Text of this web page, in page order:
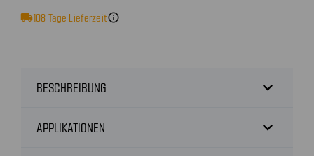
local_shipping108 Tage Lieferzeitinfo
BESCHREIBUNG expand_more
APPLIKATIONEN expand_more